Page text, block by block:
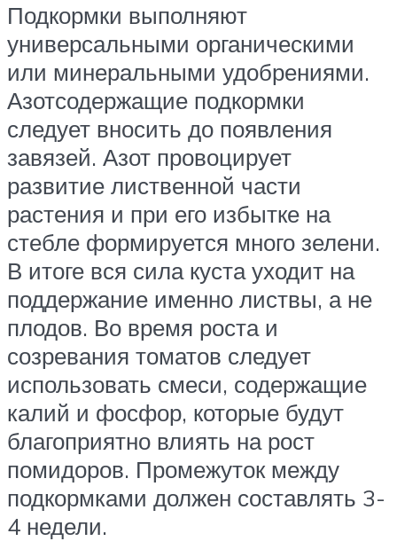
Подкормки выполняют
универсальными органическими
или минеральными удобрениями.
Азотсодержащие подкормки
следует вносить до появления
завязей. Азот провоцирует
развитие лиственной части
растения и при его избытке на
стебле формируется много зелени.
В итоге вся сила куста уходит на
поддержание именно листвы, а не
плодов. Во время роста и
созревания томатов следует
использовать смеси, содержащие
калий и фосфор, которые будут
благоприятно влиять на рост
помидоров. Промежуток между
подкормками должен составлять 3-
4 недели.